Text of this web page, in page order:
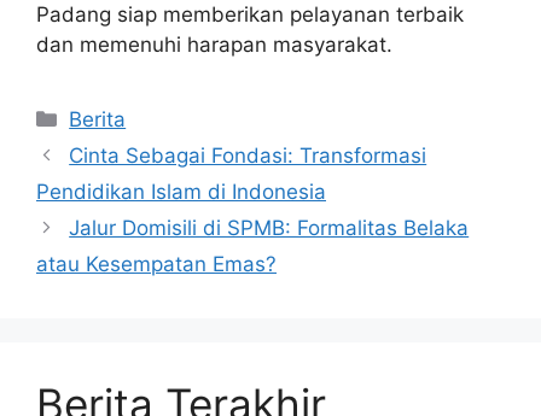
Padang siap memberikan pelayanan terbaik
dan memenuhi harapan masyarakat.
Kategori
Berita
Cinta Sebagai Fondasi: Transformasi
Pendidikan Islam di Indonesia
Jalur Domisili di SPMB: Formalitas Belaka
atau Kesempatan Emas?
Berita Terakhir